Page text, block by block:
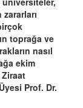
toprağa ve
nasıl
ekim
Ziraat
Prof. Dr.